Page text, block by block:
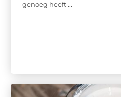
genoeg heeft ...